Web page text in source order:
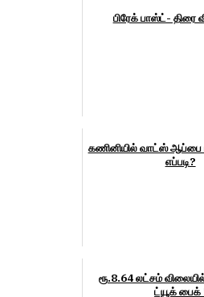
பிரேக் பாஸ்ட்- திரை
கணினியில் வாட்ஸ் ஆப்பை
எப்படி?
ரூ.8.64 லட்சம்
ட்யூக் பைக்